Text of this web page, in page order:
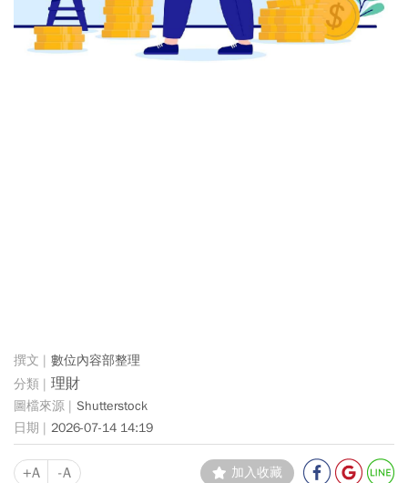
數位內容部整理
理財
Shutterstock
2026-07-14 14:19
+A -A 加入收藏